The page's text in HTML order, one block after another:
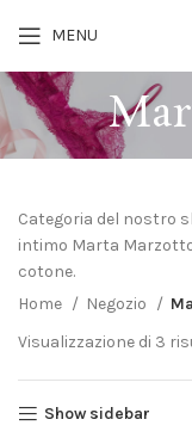
MENU
Categoria del nostro
intimo Marta
cotone.
Home
Negozio
Visualizzazione di 3
Show sidebar